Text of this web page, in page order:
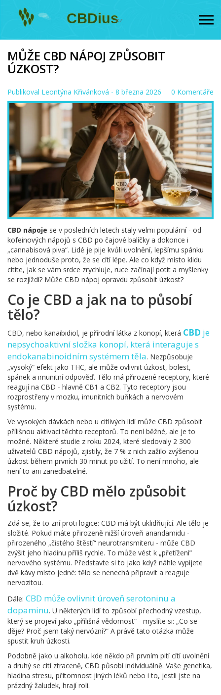
MŮŽE CBD NÁPOJ ZPŮSOBIT
ÚZKOST?
Publikoval Leontýna Křivánková - 8 března 2026 0 Komentáře
CBD nápoje se v posledních letech staly velmi populární - od
kofeinových nápojů s CBD po čajové balíčky a dokonce i
„cannabisová piva“. Lidé je pije kvůli uvolnění, lepšímu spánku
nebo jednoduše proto, že se cítí lépe. Ale co když místo klidu
cítíte, jak se vám srdce zrychluje, ruce začínají potit a myšlenky
se rozjíždí? Může CBD nápoj opravdu způsobit úzkost?
Co je CBD a jak na to působí
tělo?
CBD, nebo kanaibidiol, je přírodní látka z konopí, která CBD je
nepsychoaktivní složka konopí, která interaguje s
endokanabinoidním systémem těla. Nezpůsobuje
„vysoký“ efekt jako THC, ale může ovlivnit úzkost, bolest,
spánek a imunitní odpověď. Tělo má přirozené receptory, které
reagují na CBD - hlavně CB1 a CB2. Tyto receptory jsou
rozprostřeny v mozku, imunitních buňkách a nervovém
systému.
Ve vysokých dávkách nebo u citlivých lidí může CBD způsobit
přílišnou aktivaci těchto receptorů. To není běžné, ale je to
možné. Některé studie z roku 2024, které sledovaly 2 300
uživatelů CBD nápojů, zjistily, že 7 % z nich zažilo zvýšenou
úzkost během prvních 30 minut po užití. To není mnoho, ale
není to ani zanedbatelné.
Proč by CBD mělo způsobit
úzkost?
Zdá se, že to zní proti logice: CBD má být uklidňující. Ale tělo je
složité. Pokud máte přirozeně nižší úroveň anandamidu -
přirozeného „čistého štěstí“ neurotransmiteru - může CBD
zvýšit jeho hladinu příliš rychle. To může vést k „přetížení“
nervového systému. Představte si to jako když náhle vypijete
dvě kávy místo jedné: tělo se nenechá připravit a reaguje
nervozitou.
Dále: CBD může ovlivnit úroveň serotoninu a
dopaminu. U některých lidí to způsobí přechodný vzestup,
který se projeví jako „přílišná vědomost“ - myslíte si: „Co se
děje? Proč jsem taký nervózní?“ A právě tato otázka může
spustit kruh úzkosti.
Podobně jako u alkoholu, kde někdo při prvním pití cítí uvolnění
a druhý se cítí ztraceně, CBD působí individuálně. Vaše genetika,
hladina stresu, přítomnost jiných léků nebo i to, jestli jste na
prázdný žaludek, hrají roli.